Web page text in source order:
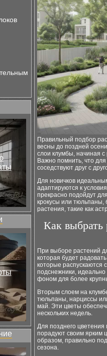
Правильный подбор
весны до поздней
слои клумбы, начиная
Важно помнить, что для
соседствуют друг с
Для новичков
адаптируются к
прекрасно подойдут
крокусы или тюльпаны,
растения, такие как
Как выбрать
При выборе растений
которая будет
которые распускаются
подснежники,
фоном для более
Вторым слоем на
тюльпаны, нарциссы
май. Эти цветы
нескольких недель.
Для позднего цветения
порадуют своим ярким
образом, правильно
сезона.